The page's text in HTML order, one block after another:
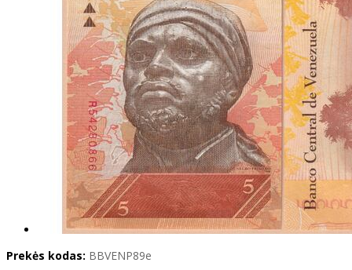
Prekės kodas: BBVENP89e